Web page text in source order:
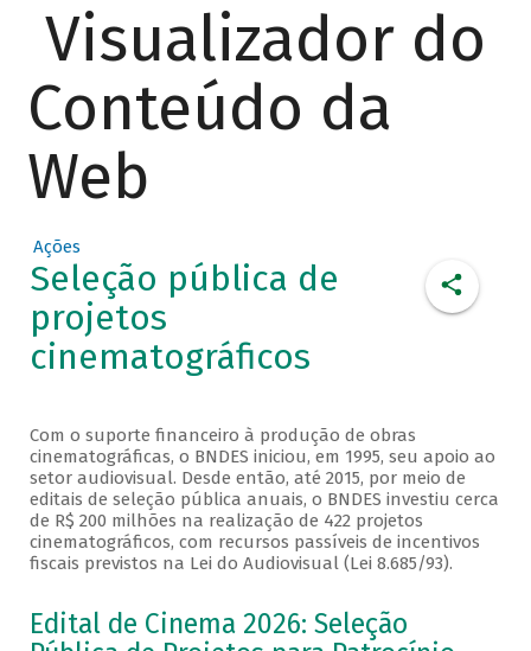
Visualizador do
Conteúdo da
Web
Ações
Seleção pública de
projetos
cinematográficos
Com o suporte financeiro à produção de obras
cinematográficas, o BNDES iniciou, em 1995, seu apoio ao
setor audiovisual. Desde então, até 2015, por meio de
editais de seleção pública anuais, o BNDES investiu cerca
de R$ 200 milhões na realização de 422 projetos
cinematográficos, com recursos passíveis de incentivos
fiscais previstos na Lei do Audiovisual (Lei 8.685/93).
Edital de Cinema 2026: Seleção